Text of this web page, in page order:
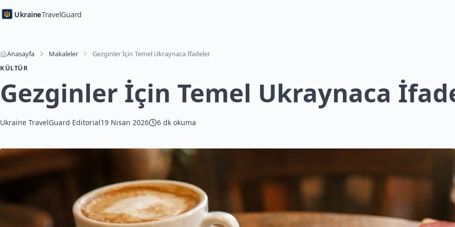
UkraineTravelGuard
Anasayfa Makaleler
Gezginler İçin Temel Ukraynaca İfadeler
KÜLTÜR
Gezginler İçin Temel Ukraynaca
Ukraine TravelGuard Editorial19 Nisan 2026 6 dk okuma